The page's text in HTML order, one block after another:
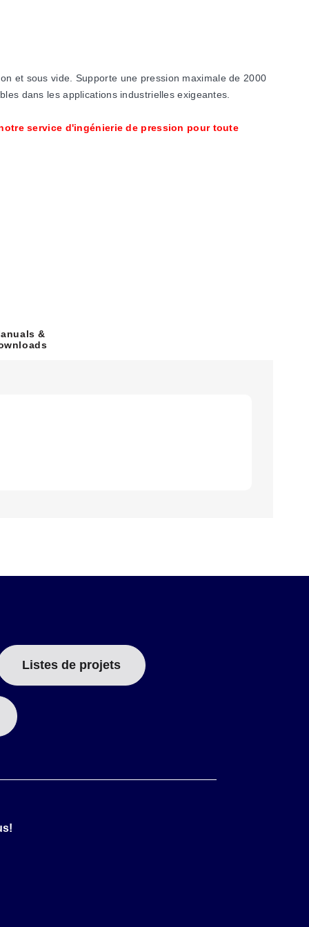
et sous vide. Supporte une pression maximale de 2000
dans les applications industrielles exigeantes.
service d'ingénierie de pression pour toute
&
Listes de projets